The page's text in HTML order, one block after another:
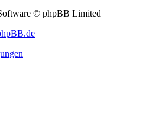
© phpBB Limited